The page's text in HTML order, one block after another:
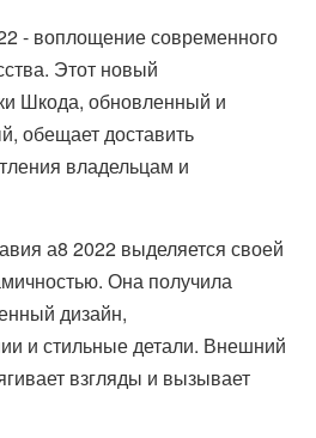
- воплощение современного
Этот новый
Шкода, обновленный и
обещает доставить
владельцам и
а8 2022 выделяется своей
Она получила
дизайн,
и стильные детали. Внешний
взгляды и вызывает